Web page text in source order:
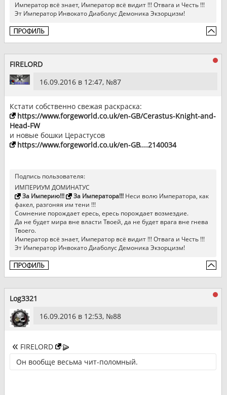
Император всё знает, Император всё видит !!! Отвага и Честь !!!
Эт Император Инвокато Диаболус Демоника Экзорцизм!
FIRELORD
16.09.2016 в 12:47, №87
Кстати собственно свежая раскраска:
https://www.forgeworld.co.uk/en-GB/Cerastus-Knight-and-
Head-FW
и новые бошки Церастусов
https://www.forgeworld.co.uk/en-GB....2140034
Подпись пользователя:
ИМПЕРИУМ ДОМИНАТУС
За Империю!!!
За Императора!!!Неси волю Императора, как
факел, разгоняя им тени !!!
Сомнение порождает ересь, ересь порождает возмездие.
Да не будет мира вне власти Твоей, да не будет врага вне гнева
Твоего.
Император всё знает, Император всё видит !!! Отвага и Честь !!!
Эт Император Инвокато Диаболус Демоника Экзорцизм!
Log3321
16.09.2016 в 12:53, №88
FIRELORD
Он вообще весьма чит-поломный.